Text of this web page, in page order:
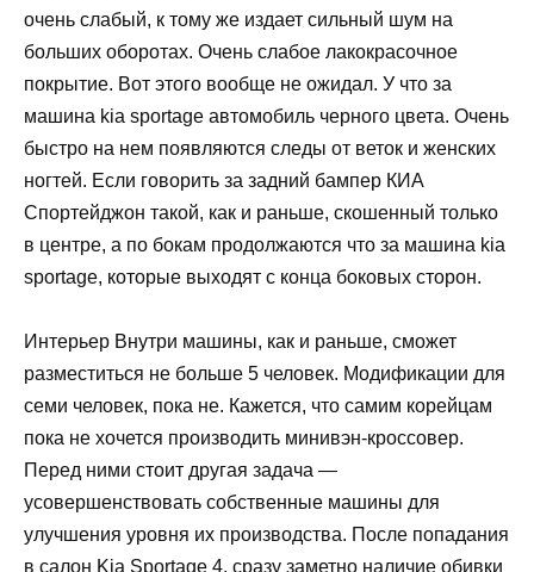
очень слабый, к тому же издает сильный шум на
больших оборотах. Очень слабое лакокрасочное
покрытие. Вот этого вообще не ожидал. У что за
машина kia sportage автомобиль черного цвета. Очень
быстро на нем появляются следы от веток и женских
ногтей. Если говорить за задний бампер КИА
Спортейджон такой, как и раньше, скошенный только
в центре, а по бокам продолжаются что за машина kia
sportage, которые выходят с конца боковых сторон.
Интерьер Внутри машины, как и раньше, сможет
разместиться не больше 5 человек. Модификации для
семи человек, пока не. Кажется, что самим корейцам
пока не хочется производить минивэн-кроссовер.
Перед ними стоит другая задача —
усовершенствовать собственные машины для
улучшения уровня их производства. После попадания
в салон Kia Sportage 4, сразу заметно наличие обивки